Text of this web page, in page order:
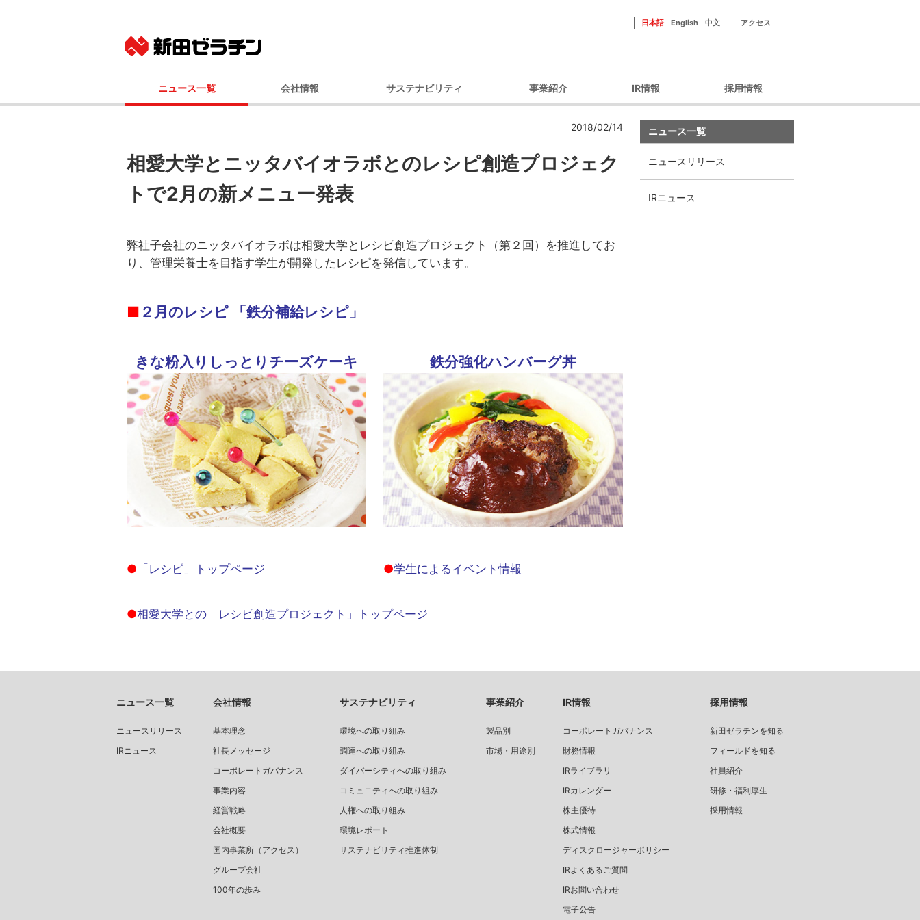
ニュース一覧
ニュースリリース
IRニュース
2018/02/14
相愛大学とニッタバイオラボとのレシピ創造プロジェク
トで2月の新メニュー発表
弊社子会社のニッタバイオラボは相愛大学とレシピ創造プロジェクト（第２回）を推進してお
り、管理栄養士を目指す学生が開発したレシピを発信しています。
■ ２月のレシピ 「鉄分補給レシピ」
きな粉入りしっとりチーズケーキ 鉄分強化ハンバーグ丼
● 「レシピ」トップページ ●学生によるイベント情報
●相愛大学との「レシピ創造プロジェクト」トップページ
ニュース一覧 会社情報
コーポレートガバナンス
事業内容
経営戦略
グループ会社
サステナビリティ
ダイバーシティへの取り組み
コミュニティへの取り組み
事業紹介 IR情報
IRライブラリ
ディスクロージャーポ
採用情報
日本語 English 中文 アクセス
ニュース一覧
ニュースリリース
IRニュース
会社情報
基本理念
社長メッセージ
コーポレートガバナンス
事業内容
経営戦略
会社概要
国内事業所（アクセス）
グループ会社
100年の歩み
サステナビリティ
環境への取り組み
調達への取り組み
ダイバーシティへの取り組み
コミュニティへの取り組み
人権への取り組み
環境レポート
サステナビリティ推進体制
事業紹介
製品別
市場・用途別
IR情報
コーポレートガバナンス
財務情報
IRライブラリ
IRカレンダー
株主優待
株式情報
ディスクロージャーポリシー
IRよくあるご質問
IRお問い合わせ
電子公告
採用情報
新田ゼラチンを知る
フィールドを知る
社員紹介
研修・福利厚生
採用情報